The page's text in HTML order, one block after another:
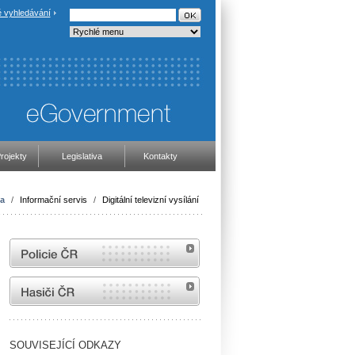
vyhledávání
Legislativa Kontakty
/ Informační servis / Digitální televizní vysílání
internetové stránky Policie ČR
internetové stránky Hasiči ČR
SOUVISEJÍCÍ ODKAZY